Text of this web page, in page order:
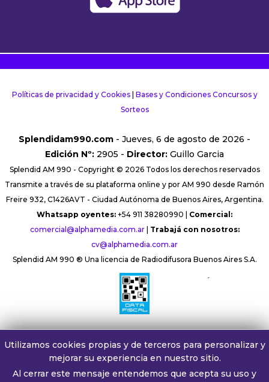
Políticas de privacidad y Cookies| Bases y Condiciones Concursos y
Sorteos
Splendidam990.com - Jueves, 6 de agosto de 2026 -
Edición Nº: 2905 - Director: Guillo Garcia
Splendid AM 990 - Copyright © 2026 Todos los derechos reservados
Transmite a través de su plataforma online y por AM 990 desde Ramón
Freire 932, C1426AVT - Ciudad Autónoma de Buenos Aires, Argentina.
Whatsapp oyentes: +54 911 38280990 | Comercial:
comercial@alphamedia.com.ar| Trabajá con nosotros:
cv@alphamedia.com.ar
Splendid AM 990 ® Una licencia de Radiodifusora Buenos Aires S.A.
´
Utilizamos cookies propias y de terceros para personalizar y
mejorar su experiencia en nuestro sitio.
Al cerrar este mensaje entendemos que acepta su uso y